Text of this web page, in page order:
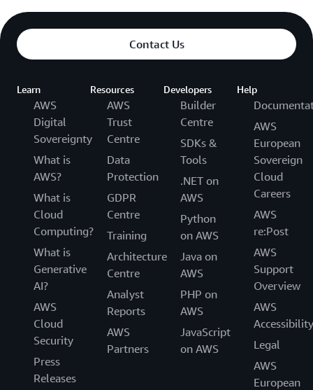
Contact Us
Learn
AWS
Digital
Sovereignty
What is
AWS?
What is
Cloud
Computing?
What is
Generative
AI?
AWS
Cloud
Security
Press
Releases
Resources
AWS
Trust
Centre
Data
Protection
GDPR
Centre
Training
Architecture
Centre
Analyst
Reports
AWS
Partners
Developers
Builder
Centre
SDKs &
Tools
.NET on
AWS
Python
on AWS
Java on
AWS
PHP on
AWS
JavaScript
on AWS
Help
AWS
European
Sovereign
Cloud
Careers
AWS
re:Post
AWS
Support
Overview
AWS
Accessibility
Legal
AWS
European